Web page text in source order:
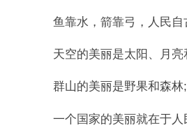
鱼靠水，箭靠弓，人民自
天空的美丽是太阳、月亮
群山的美丽是野果和森林;
一个国家的美丽就在于人